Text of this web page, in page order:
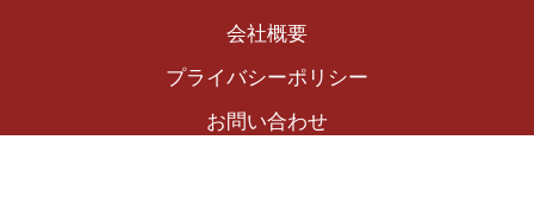
会社概要
プライバシーポリシー
お問い合わせ